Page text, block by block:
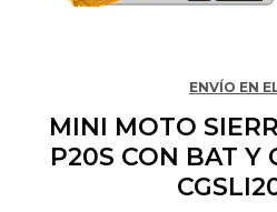
ENVÍO EN
MINI MOTO
P20S CON BAT Y
Mascotas